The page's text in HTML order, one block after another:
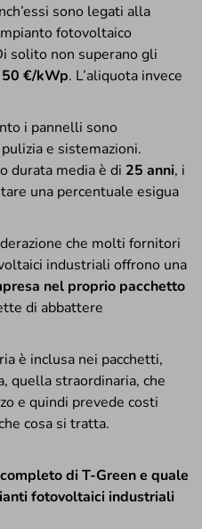
sono legati alla
fotovoltaico
solito non superano gli
50 €/kWp. L’aliquota invece
i pannelli sono
e sistemazioni.
durata media è di 25 anni, i
una percentuale esigua
che molti fornitori
industriali offrono una
nel proprio pacchetto
di abbattere
è inclusa nei pacchetti,
quella straordinaria, che
e quindi prevede costi
cosa si tratta.
di T-Green e quale
fotovoltaici industriali